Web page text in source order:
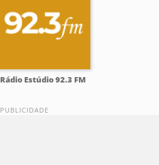
Rádio Estúdio 92.3 FM